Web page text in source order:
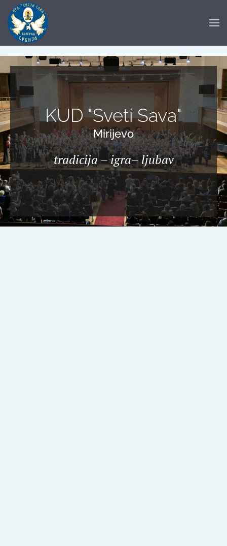
Skip to main content
KUD "Sveti Sava"
Mirijevo
tradicija – igra– ljubav